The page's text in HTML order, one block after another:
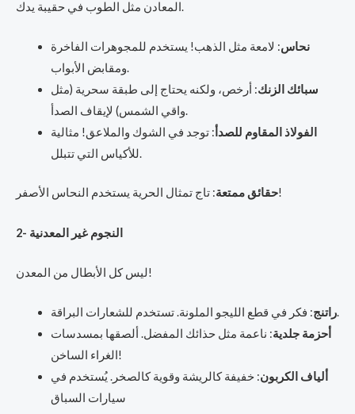
المعادن مثل الطوب في حقيبة يدك.
نحاس: لامعة مثل الذهب! يستخدم للمجوهرات الفاخرة
ومقابض الأبواب.
سبائك الزنك: أرخص، ولكنه يحتاج إلى طبقة سحرية (مثل
واقي الشمس) لإيقاف الصدأ.
الفولاذ المقاوم للصدأ : توجد في الشوك والملاعق! مثالية
للأكياس التي تتبلل.
حقائق ممتعة: تاج تمثال الحرية يستخدم النحاس الأصفر!
2- النجوم غير المعدنية
ليس كل الأبطال من المعدن!
راتنج: فكر في قطع الليجو الملونة. تستخدم للشعارات البراقة.
أحزمة جلدية: ناعمة مثل حذائك المفضل. ألصقها بمسدسات
الغراء الساخن!
ألياف الكربون: خفيفة كالريشة وقوية كالصخر. يُستخدم في
سيارات السباق